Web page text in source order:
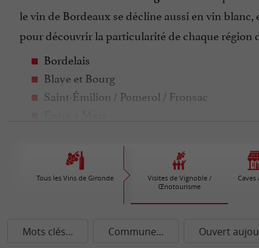
le vin de Bordeaux se décline aussi en vin
pour découvrir la particularité de chaque région
Bordelais
Blaye et Bourg
Saint-Émilion / Pomerol / Fronsac
Médoc
Lesvignerons passionnés sont heureux de vous
Ramassage de raisin, balade-dégustation,
Tous les Vins de Gironde
Visites de Vignoble /
Œnotourisme
Caves
Mots clés... Commune... Ouvert